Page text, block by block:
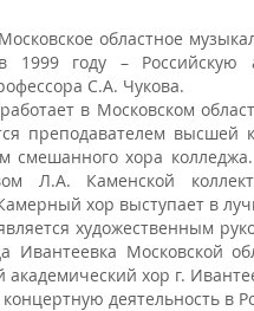
областное
1999 году – Российскую
С.А. Чукова.
в Московском
преподавателем высшей
смешанного хора
Л.А. Каменской
хор выступает в
художественным
Ивантеевка Московской
хор г.
деятельность в